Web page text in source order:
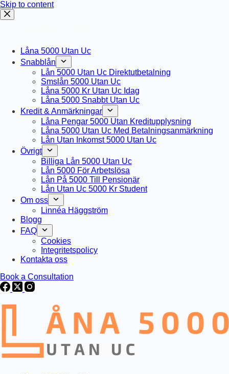
Skip to content
Låna 5000 Utan Uc
Snabblån
Lån 5000 Utan Uc Direktutbetalning
Smslån 5000 Utan Uc
Låna 5000 Kr Utan Uc Idag
Låna 5000 Snabbt Utan Uc
Kredit & Anmärkningar
Låna Pengar 5000 Utan Kreditupplysning
Låna 5000 Utan Uc Med Betalningsanmärkning
Lån Utan Inkomst 5000 Utan Uc
Övrigt
Billiga Lån 5000 Utan Uc
Lån 5000 För Arbetslösa
Lån På 5000 Till Pensionär
Lån Utan Uc 5000 Kr Student
Om oss
Linnéa Häggström
Blogg
FAQ
Cookies
Integritetspolicy
Kontakta oss
Book a Consultation